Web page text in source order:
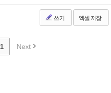
쓰기 엑셀 저장
1 Next